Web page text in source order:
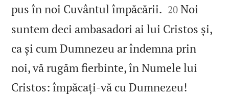
pus în noi Cuvântul împăcării. 

20 Noi
suntem deci ambasadori ai lui Cristos și,
ca și cum Dumnezeu ar îndemna prin
noi, vă rugăm fierbinte, în Numele lui
Cristos: împăcați‑vă cu Dumnezeu!